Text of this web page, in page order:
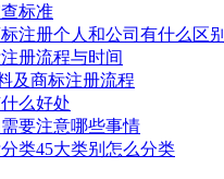
标准
注册个人和公司有什么区别
册流程与时间
及商标注册流程
么好处
要注意哪些事情
类45大类别怎么分类